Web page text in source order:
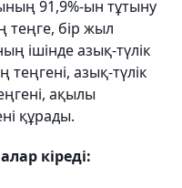
91,9%-ын тұтыну
бір жыл
ішінде азық-түлік
азық-түлік
ақылы
құрады.
кіреді: